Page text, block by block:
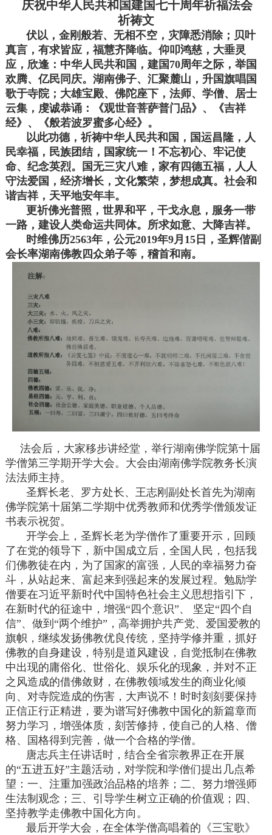
庆祝中华人民共和国建国七十周年祈福法会
祈祷文
伏以，金刚般若、无相不空，灾障悉消除；贝叶
真言，有求皆应，福慧齐降临。仰叩鸿慈，大垂灵
应，欣逢：中华人民共和国，建国70周年之际，举国
欢腾、亿民同庆。湖南佛子、汇聚麓山，升国旗唱国
歌于寺院；大雄宝殿、佛陀座下，法师、学僧、居士
云集，虔诚恭诵：《观世音菩萨普门品》、《吉祥
经》、《般若波罗蜜多心经》。
以此功德，祈祷中华人民共和国，国运昌隆，人
民幸福，民族团结，国家统一！不忘初心、牢记使
命、纪念英烈。国无三灾八难，家有四德五福，人人
守法爱国，经济增长，文化繁荣，梦想成真。社会和
谐吉祥，天平地安年丰。
更祈佛光普照，世界和平，干戈永息，服务一带
一路，建设人类命运共同体。所求如意、大降吉祥。
时维佛历2563年，公元2019年9月15日，圣辉偕副
会长率湖南佛教四众弟子等，稽首和南。
法会后，大家移步讲经堂，举行湖南佛学院第十届
学僧第三学期开学大会。大会由湖南佛学院教务长演
法法师主持。
圣辉长老、罗方处长、王志刚副处长首先为湖南
佛学院第十届第二学期中优秀教师和优秀学僧颁发证
书表示祝贺。
开学会上，圣辉长老为学僧作了重要开示，回顾
了在党的领导下，新中国成立后，全国人民，包括我
们佛教徒在内，为了国家的富强，人民的幸福努力奋
斗，从站起来、富起来到强起来的发展过程。勉励学
僧要在习近平新时代中国特色社会主义思想指引下，
在新时代的征途中，增强“四个意识”、 坚定“四个自
信”、做到“两个维护”，高举拥护共产党、爱国爱教的
旗帜，继续发扬佛教优良传统，坚持学修并重，抓好
佛教的自身建设，特别是道风建设，自觉抵制在佛教
中出现的庸俗化、世俗化、娱乐化的现象，并对不正
之风造成的借佛敛财，在佛教领域发生的商业化倾
向、对寺院造成的伤害，大声说不！时时刻刻要保持
正信正行正精进，要为谱写好佛教中国化的新篇章而
努力学习，增强体质，刻苦修持，使自己的人格、僧
格、国格得到完善，做一个合格的学僧。
唐志兵主任讲话时，结合全省宗教界正在开展
的“五进五好”主题活动，对学院和学僧们提出几点希
望：一、注重加强政治品格的培养；二、努力增强师
生法制观念；三、引导学生树立正确的价值观；四、
坚持教学走佛教中国化方向。
最后开学大会，在全体学僧高唱着的《三宝歌》